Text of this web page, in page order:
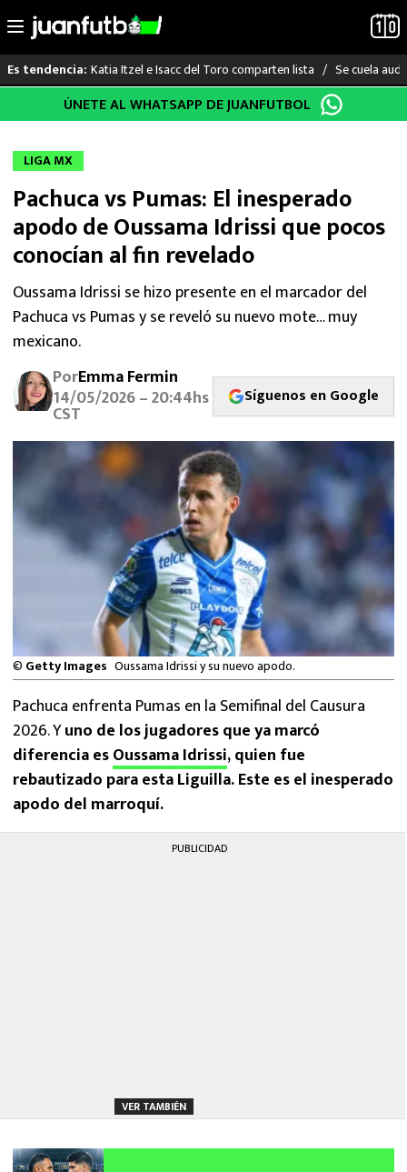
al
Es tendencia: Katia Itzel e Isacc del Toro comparten lista Se cuela
LO ÚLTIMO
LIGA MX
RAYADOS
PUMAS
ATLANTE
SELECCIÓN MEXICANA
FUTBOL INTERNACIONAL
MEXICANOS EN EL EXTRANJERO
FUTBOL ESTUFA
FÓRMULA 1
BOXEO
NFL
ÚNETE AL WHATSAPP DE JUANFUTBOL
LIGA MX
Pachuca vs Pumas: El inesperado
apodo de Oussama Idrissi que pocos
conocían al fin revelado
Oussama Idrissi se hizo presente en el marcador del
Pachuca vs Pumas y se reveló su nuevo mote… muy
mexicano.
PorEmma Fermin
14/05/2026 – 20:44hs
CST
Síguenos en Google
© Getty Images Oussama Idrissi y su nuevo apodo.
Pachuca enfrenta Pumas en la Semifinal del Causura
2026. Yuno de los jugadores que ya marcó
diferencia esOussama Idrissi, quien fue
rebautizado para esta Liguilla. Este es el inesperado
apodo del marroquí.
PUBLICIDAD
VER TAMBIÉN